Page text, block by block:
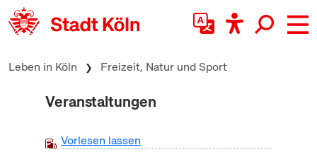
zum Inhalt springen
Leben in Köln Freizeit, Natur und Sport
Veranstaltungen
Vorlesen lassen